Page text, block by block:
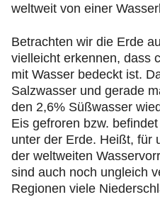
weltweit von einer
Betrachten wir die Erde
vielleicht erkennen, dass
mit Wasser bedeckt ist.
Salzwasser und gerade
den 2,6% Süßwasser
Eis gefroren bzw.
unter der Erde. Heißt, für
der weltweiten
sind auch noch ungleich
Regionen viele